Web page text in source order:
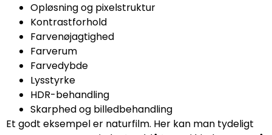
Opløsning og pixelstruktur
Kontrastforhold
Farvenøjagtighed
Farverum
Farvedybde
Lysstyrke
HDR-behandling
Skarphed og billedbehandling
Et godt eksempel er naturfilm. Her kan man tydeligt